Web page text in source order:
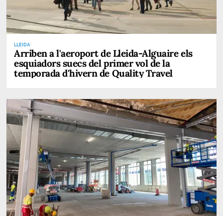
LLEIDA
Arriben a l'aeroport de Lleida-Alguaire els
esquiadors suecs del primer vol de la
temporada d'hivern de Quality Travel